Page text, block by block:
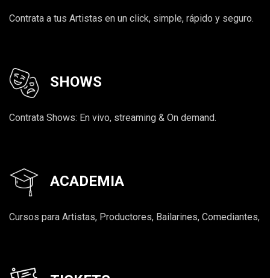
Contrata a tus Artistas en un click, simple, rápido y seguro.
SHOWS
Contrata Shows: En vivo, streaming & On demand.
ACADEMIA
Cursos para Artistas, Productores, Bailarines, Comediantes,